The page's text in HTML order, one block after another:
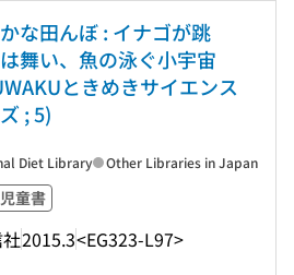
な田んぼ : イナゴが跳
舞い、魚の泳ぐ小宇宙
ときめきサイエンス
; 5)
児童書
2015.3<EG323-L97>
Diet Library Other Libraries in Japan